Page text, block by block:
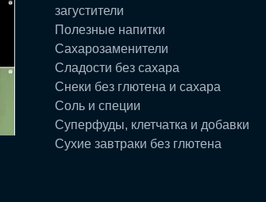
загустители
Полезные напитки
Сахарозаменители
Сладости без сахара
Снеки без глютена и сахара
Соль и специи
Суперфуды, клетчатка и добавки
Сухие завтраки без глютена